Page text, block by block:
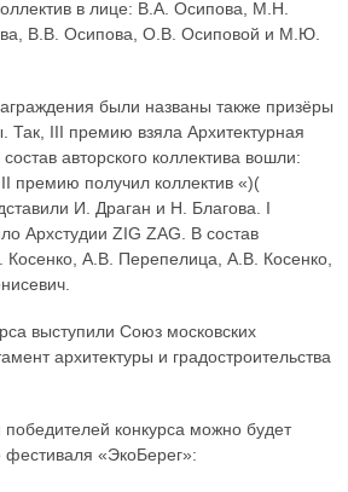
в лице: В.А. Осипова, М.Н.
В.В. Осипова, О.В. Осиповой и М.Ю.
были названы также призёры
Так, III премию взяла Архитектурная
авторского коллектива вошли:
получил коллектив «)(
И. Драган и Н. Благова. I
Архстудии ZIG ZAG. В состав
Косенко, А.В. Перепелица, А.В. Косенко,
выступили Союз московских
архитектуры и градостроительства
конкурса можно будет
фестиваля «ЭкоБерег»: